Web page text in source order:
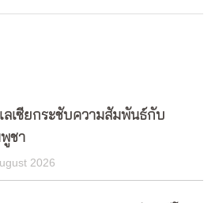
ลเซียกระชับความสัมพันธ์กับ
ชา
2026